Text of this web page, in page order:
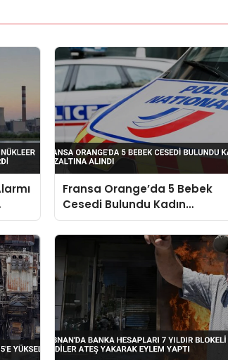
Fransa Orange’da 5 Bebek
Cesedi Bulundu Kadın
Gözaltına Alındı